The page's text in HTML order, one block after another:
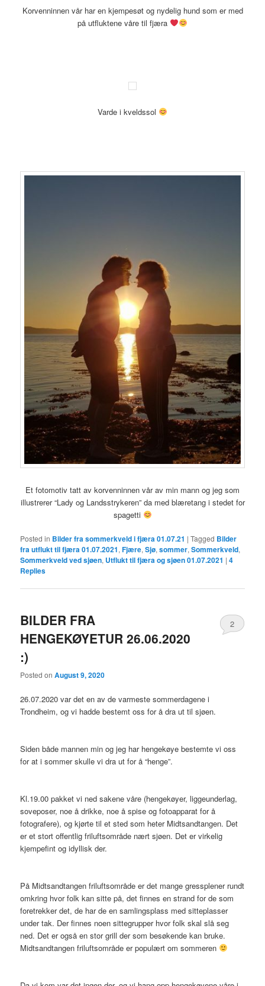
Korvenninnen vår har en kjempesøt og nydelig hund som er med
på utfluktene våre til fjæra
Varde i kveldssol
Et fotomotiv tatt av korvenninnen vår av min mann og jeg som
illustrerer “Lady og Landsstrykeren” da med blæretang i stedet for
spagetti
Posted in Bilder fra sommerkveld i fjæra 01.07.21 |Tagged Bilder
fra utflukt til fjæra 01.07.2021,Fjære,Sjø,sommer,Sommerkveld,
Sommerkveld ved sjøen, Utflukt til fjæra og sjøen 01.07.2021 |4
Replies
BILDER FRA
HENGEKØYETUR 26.06.2020
:)
Posted onAugust 9, 2020
2
26.07.2020 var det en av de varmeste sommerdagene i
Trondheim, og vi hadde bestemt oss for å dra ut til sjøen.
Siden både mannen min og jeg har hengekøye bestemte vi oss
for at i sommer skulle vi dra ut for å “henge”.
Kl.19.00 pakket vi ned sakene våre (hengekøyer, liggeunderlag,
soveposer, noe å drikke, noe å spise og fotoapparat for å
fotografere), og kjørte til et sted som heter Midtsandtangen. Det
er et stort offentlig friluftsområde nært sjøen. Det er virkelig
kjempefint og idyllisk der.
På Midtsandtangen friluftsområde er det mange gressplener rundt
omkring hvor folk kan sitte på, det finnes en strand for de som
foretrekker det, de har de en samlingsplass med sitteplasser
under tak. Der finnes noen sittegrupper hvor folk skal slå seg
ned. Det er også en stor grill der som besøkende kan bruke.
Midtsandtangen friluftsområde er populært om sommeren